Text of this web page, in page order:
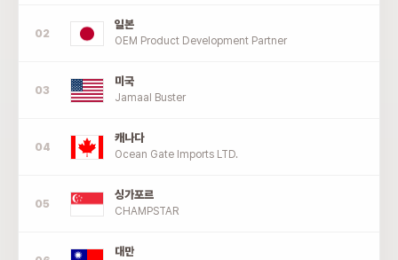
일본
OEM Product Development Partner
미국
Jamaal Buster
캐나다
Ocean Gate Imports LTD.
싱가포르
CHAMPSTAR
대만